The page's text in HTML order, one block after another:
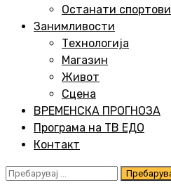
Останати спортови
Занимливости
Технологија
Магазин
Живот
Сцена
ВРЕМЕНСКА ПРОГНОЗА
Програма на ТВ ЕДО
Контакт
Пребарувај